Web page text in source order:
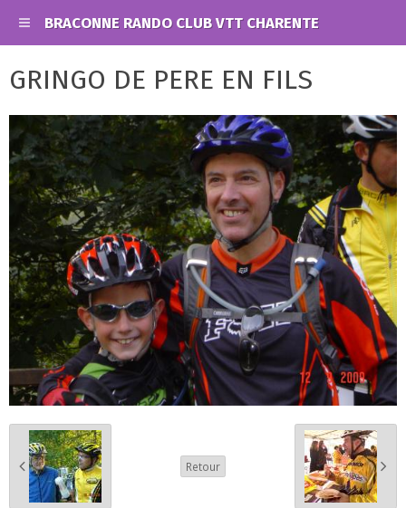
BRACONNE RANDO CLUB VTT CHARENTE
GRINGO DE PERE EN FILS
Retour